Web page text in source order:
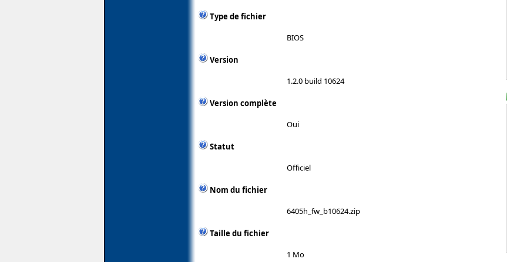
Type de fichier
BIOS
Version
1.2.0 build 10624
Version complète
Oui
Statut
Officiel
Nom du fichier
6405h_fw_b10624.zip
Taille du fichier
1 Mo